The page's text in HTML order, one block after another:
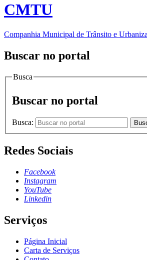
CMTU
Companhia Municipal de Trânsito e
Buscar no portal
Busca
Buscar no portal
Busca:
Redes Sociais
Facebook
Instagram
YouTube
Linkedin
Serviços
Página Inicial
Carta de Serviços